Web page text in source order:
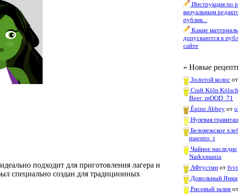
подходит для приготовления лагера и
специально создан для традиционных
Инструкция по
визуальным
публик...
Какие материалы
допускаются к
сайте
» Новые рецепты
Золотой колосот
Craft Köln Kölsch
Beer_mOOD_71
Épine Abbeyот
Нулевая
Беловежское
maestro_t
Чайное наследие
Narkxmania
АФгустинот
Довольный Янки
Рисовый залив от